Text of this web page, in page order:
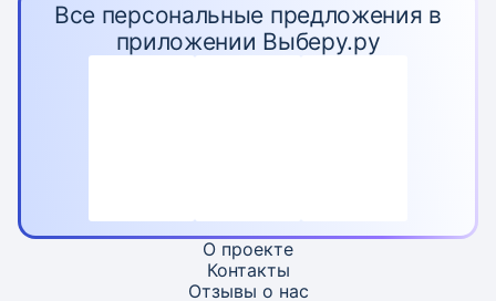
Все персональные предложения в
приложении Выберу.ру
О проекте
Контакты
Отзывы о нас